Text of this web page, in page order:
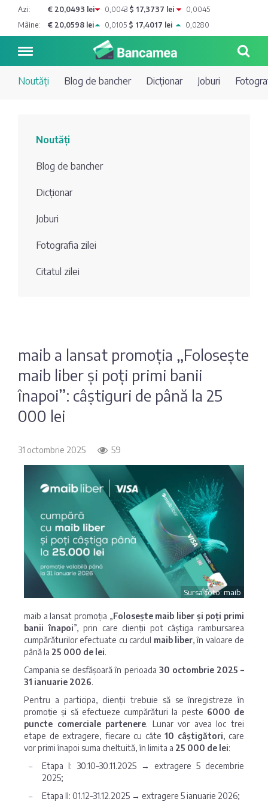
Azi: € 20,0493 lei 0,0043 $ 17,3737 lei
0,0045
Mâine:
€ 20,0598 lei 0,0105 $ 17,4017 lei 0,0280
bancher
Joburi
Fotografia
Depozite
Comerțbank
Energbank
Maib
Moldindconbank
OTP Bank
Victoriabank
întrebare?
Sondaj
Noutăți Blog de bancher Dicționar Joburi
Noutăți
Blog de bancher
Dicționar
Joburi
Fotografia zilei
Citatul zilei
maib a lansat promoția „Folosește
maib liber și poți primi banii
înapoi”: câștiguri de până la 25
000 lei
31 octombrie 2025 59
Sursa foto: maib
maib a lansat promoția „Folosește maib liber și poți primi
banii înapoi”, prin care clienții pot câștiga rambursarea
cumpărăturilor efectuate cu cardul maib liber, în valoare de
până la 25 000 de lei.
Campania se desfășoară în perioada 30 octombrie 2025 –
31 ianuarie 2026.
Pentru a participa, clienții trebuie să se înregistreze în
promoție și să efectueze cumpărături la peste 6000 de
puncte comerciale partenere. Lunar vor avea loc trei
etape de extragere, fiecare cu câte 10 câștigători, care
vor primi înapoi suma cheltuită, în limita a 25 000 de lei:
Etapa I: 30.10–30.11.2025 → extragere 5 decembrie
2025;
Etapa II: 01.12–31.12.2025 → extragere 5 ianuarie 2026;